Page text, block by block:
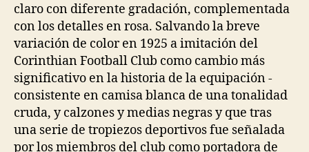
claro con diferente gradación, complementada
con los detalles en rosa. Salvando la breve
variación de color en 1925 a imitación del
Corinthian Football Club como cambio más
significativo en la historia de la equipación -
consistente en camisa blanca de una tonalidad
cruda, y calzones y medias negras y que tras
una serie de tropiezos deportivos fue señalada
por los miembros del club como portadora de